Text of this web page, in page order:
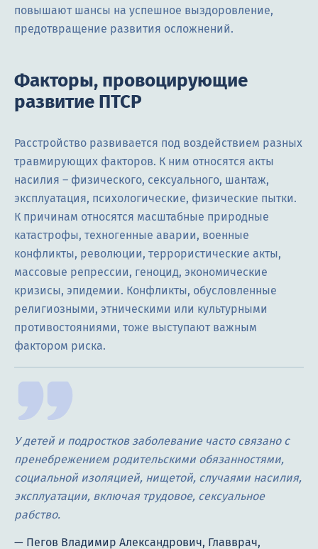
повышают шансы на успешное выздоровление,
предотвращение развития осложнений.
Факторы, провоцирующие
развитие ПТСР
Расстройство развивается под воздействием разных
травмирующих факторов. К ним относятся акты
насилия – физического, сексуального, шантаж,
эксплуатация, психологические, физические пытки.
К причинам относятся масштабные природные
катастрофы, техногенные аварии, военные
конфликты, революции, террористические акты,
массовые репрессии, геноцид, экономические
кризисы, эпидемии. Конфликты, обусловленные
религиозными, этническими или культурными
противостояниями, тоже выступают важным
фактором риска.
У детей и подростков заболевание часто связано с
пренебрежением родительскими обязанностями,
социальной изоляцией, нищетой, случаями насилия,
эксплуатации, включая трудовое, сексуальное
рабство.